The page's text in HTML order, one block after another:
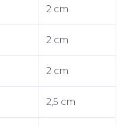
2 cm
2 cm
2 cm
2,5 cm